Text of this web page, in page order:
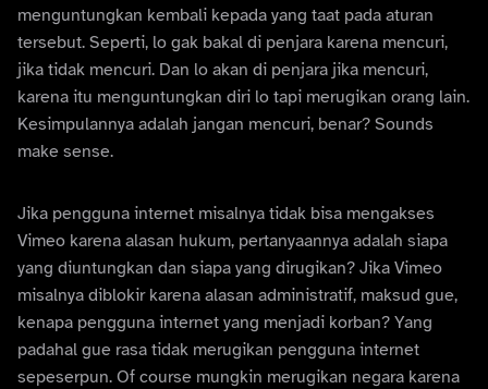
menguntungkan kembali kepada yang taat pada aturan
tersebut. Seperti, lo gak bakal di penjara karena mencuri,
jika tidak mencuri. Dan lo akan di penjara jika mencuri,
karena itu menguntungkan diri lo tapi merugikan orang lain.
Kesimpulannya adalah jangan mencuri, benar? Sounds
make sense.
Jika pengguna internet misalnya tidak bisa mengakses
Vimeo karena alasan hukum, pertanyaannya adalah siapa
yang diuntungkan dan siapa yang dirugikan? Jika Vimeo
misalnya diblokir karena alasan administratif, maksud gue,
kenapa pengguna internet yang menjadi korban? Yang
padahal gue rasa tidak merugikan pengguna internet
sepeserpun. Of course mungkin merugikan negara karena